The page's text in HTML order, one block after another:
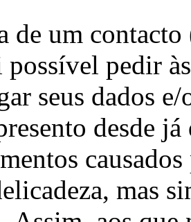
de um
pedir
seus dados
desde
mas